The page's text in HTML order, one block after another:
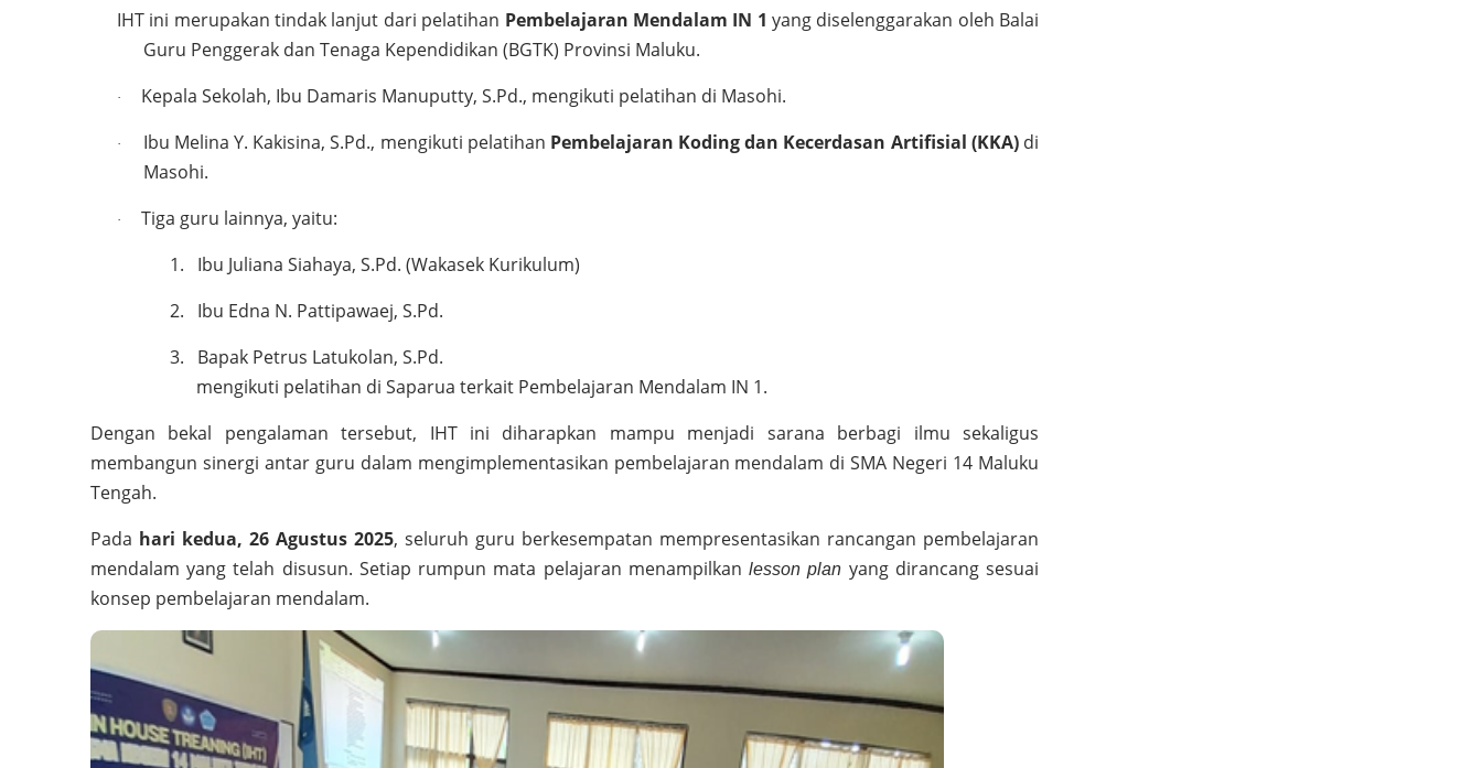
IHT ini merupakan tindak lanjut dari pelatihan Pembelajaran Mendalam IN 1 yang diselenggarakan oleh Balai
Guru Penggerak dan Tenaga Kependidikan (BGTK) Provinsi Maluku.
· Kepala Sekolah, Ibu Damaris Manuputty, S.Pd., mengikuti pelatihan di Masohi.
· Ibu Melina Y. Kakisina, S.Pd., mengikuti pelatihan Pembelajaran Koding dan Kecerdasan Artifisial (KKA)di
Masohi.
·
Tiga guru lainnya, yaitu:
1.
Ibu Juliana Siahaya, S.Pd. (Wakasek Kurikulum)
2.
Ibu Edna N. Pattipawaej, S.Pd.
3.
Bapak Petrus Latukolan, S.Pd.
mengikuti pelatihan di Saparua terkait Pembelajaran Mendalam IN 1.
Dengan bekal pengalaman tersebut, IHT ini diharapkan mampu menjadi sarana berbagi ilmu sekaligus
membangun sinergi antar guru dalam mengimplementasikan pembelajaran mendalam di SMA Negeri 14 Maluku
Tengah.
Pada hari kedua, 26 Agustus 2025, seluruh guru berkesempatan mempresentasikan rancangan pembelajaran
mendalam yang telah disusun. Setiap rumpun mata pelajaran menampilkanlesson plan yang dirancang sesuai
konsep pembelajaran mendalam.